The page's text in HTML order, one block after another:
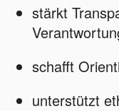
stärkt
schafft
unterstützt